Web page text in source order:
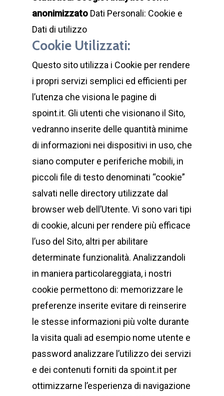
anonimizzato Dati Personali: Cookie e
Dati di utilizzo
Cookie Utilizzati:
Questo sito utilizza i Cookie per rendere
i propri servizi semplici ed efficienti per
l’utenza che visiona le pagine di
spoint.it. Gli utenti che visionano il Sito,
vedranno inserite delle quantità minime
di informazioni nei dispositivi in uso, che
siano computer e periferiche mobili, in
piccoli file di testo denominati “cookie”
salvati nelle directory utilizzate dal
browser web dell’Utente. Vi sono vari tipi
di cookie, alcuni per rendere più efficace
l’uso del Sito, altri per abilitare
determinate funzionalità. Analizzandoli
in maniera particolareggiata, i nostri
cookie permettono di: memorizzare le
preferenze inserite evitare di reinserire
le stesse informazioni più volte durante
la visita quali ad esempio nome utente e
password analizzare l’utilizzo dei servizi
e dei contenuti forniti da spoint.it per
ottimizzarne l’esperienza di navigazione